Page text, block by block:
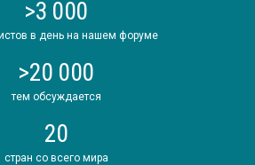
>3 000
в день на нашем форуме
>20 000
тем обсуждается
20
стран со всего мира